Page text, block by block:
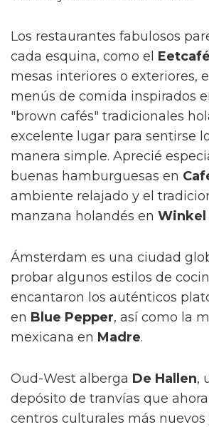
Los restaurantes fabulosos
cada esquina, como el
mesas interiores o exteriores,
menús de comida inspirados
"brown cafés" tradicionales
excelente lugar para sentirse
manera simple. Aprecié
buenas hamburguesas en
ambiente relajado y el
manzana holandés en Winkel
Ámsterdam es una ciudad
probar algunos estilos de
encantaron los auténticos
en Blue Pepper, así como la
mexicana en Madre.
Oud-West alberga De Hallen,
depósito de tranvías que
centros culturales más nuevos